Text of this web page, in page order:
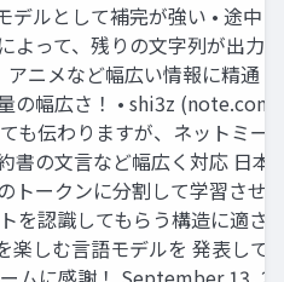
デルとして補完が強い • 途中
よって、残りの文字列が出力
アニメなど幅広い情報に精通 •
の幅広さ！ • shi3z
も伝わりますが、ネットミー
書の文言など幅広く対応 日本
トークンに分割して学習させ
を認識してもらう構造に適さ
楽しむ言語モデルを 発表して